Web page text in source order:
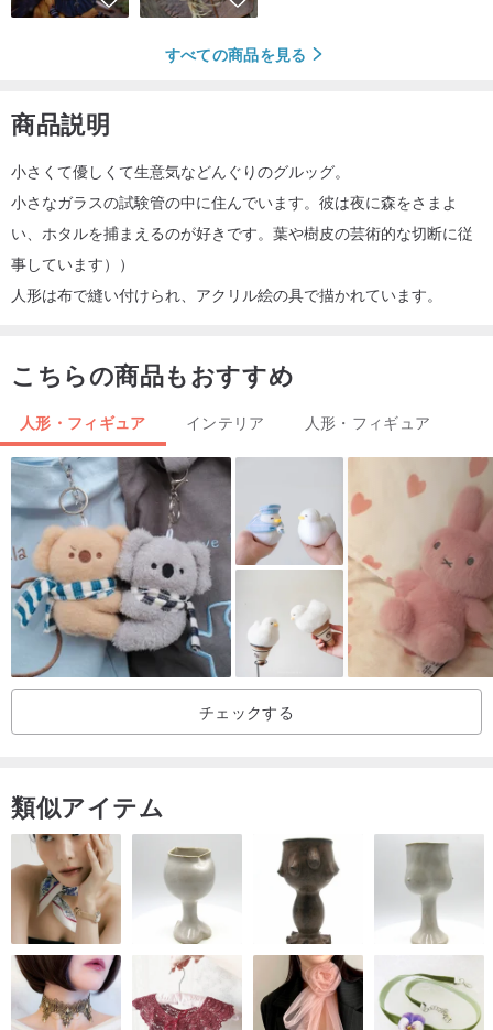
すべての商品を見る
商品説明
小さくて優しくて生意気などんぐりのグルッグ。
小さなガラスの試験管の中に住んでいます。彼は夜に森をさまよ
い、ホタルを捕まえるのが好きです。葉や樹皮の芸術的な切断に従
事しています））
人形は布で縫い付けられ、アクリル絵の具で描かれています。
こちらの商品もおすすめ
人形・フィギュア インテリア 人形・フィギュア
チェックする
類似アイテム